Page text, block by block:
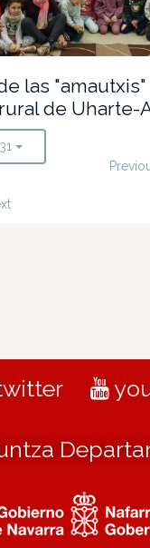
las "amautxis"
de Uharte-